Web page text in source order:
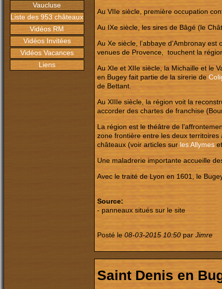
Vaucluse
Liste des 953 châteaux
Vidéos RM
Vidéos Invitées
Vidéos Vacances
Liens
Au VIIe siècle, première occupation
Au IXe siècle, les sires de Bâgé (le
Au Xe siècle, l’abbaye d’Ambronay
venues de Provence, touchent la
Au XIe et XIIe siècle, la Michaille et le
en Bugey fait partie de la sirerie de
de Bettant.
Au XIIIe siècle, la région voit la
accorder des chartes de franchise
La région est le théâtre de
zone frontière entre les deux
châteaux (voir articles sur les Allymes
Une maladrerie importante accueille
Avec le traité de Lyon en 1601, le
Source:
- panneaux situés sur le site
Posté le 08-03-2015 10:50 par Jimre
Saint Denis en